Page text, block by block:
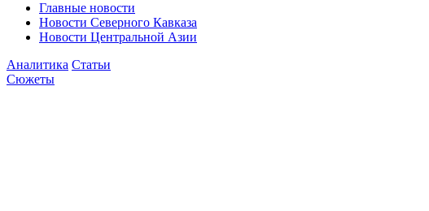
Главные новости
Новости Северного Кавказа
Новости Центральной Азии
Аналитика Статьи
Сюжеты